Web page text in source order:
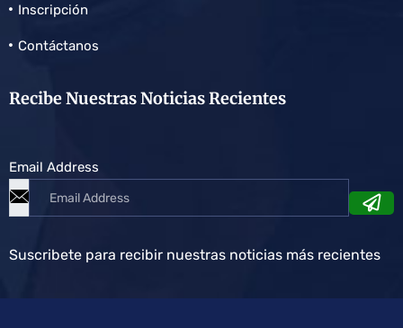
Inscripción
Contáctanos
Recibe Nuestras Noticias Recientes
Email Address
Suscribete para recibir nuestras noticias más recientes